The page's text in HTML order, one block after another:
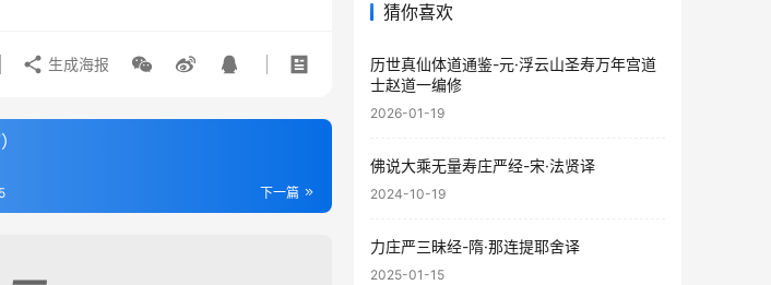
生成海报
下一篇
猜你喜欢
历世真仙体道通鉴-元·浮云山圣寿万年宫道
士赵道一编修
2026-01-19
佛说大乘无量寿庄严经-宋·法贤译
2024-10-19
力庄严三昧经-隋·那连提耶舍译
2025-01-15